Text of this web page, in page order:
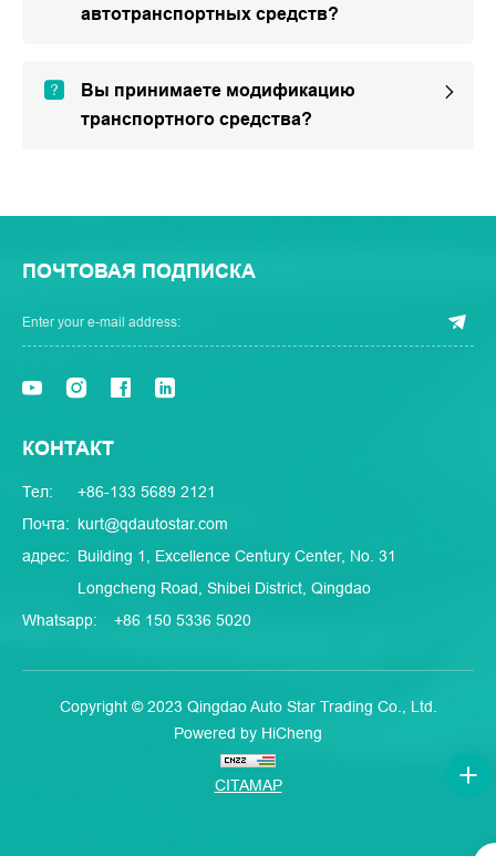
автотранспортных средств?
Вы принимаете модификацию
транспортного средства?
ПОЧТОВАЯ ПОДПИСКА
КОНТАКТ
Тел:
+86-133 5689 2121
Почта: kurt@qdautostar.com
адрес: Building 1, Excellence Century Center, No. 31
Longcheng Road, Shibei District, Qingdao
Whatsapp:
+86 150 5336 5020
Copyright © 2023 Qingdao Auto Star Trading Co., Ltd.
Powered by HiCheng
CITAMAP